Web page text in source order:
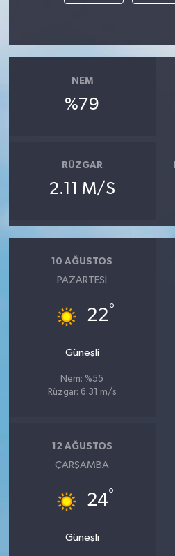
NEM
%79
RÜZGAR
2.11 M/S
10 AĞUSTOS
PAZARTESI
22°
Güneşli
Nem: %55
Rüzgar: 6.31 m/s
12 AĞUSTOS
ÇARŞAMBA
24°
Güneşli